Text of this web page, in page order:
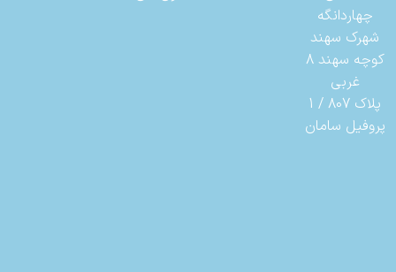
چهاردانگه
شهرک سهند
کوچه سهند 8
غربی
پلاک 807 / 1
پروفیل سامان